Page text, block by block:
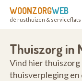
WOONZORGWEB
dé rusthuizen & serviceflats
Thuiszorg in
Vind hier
thuisverpleging